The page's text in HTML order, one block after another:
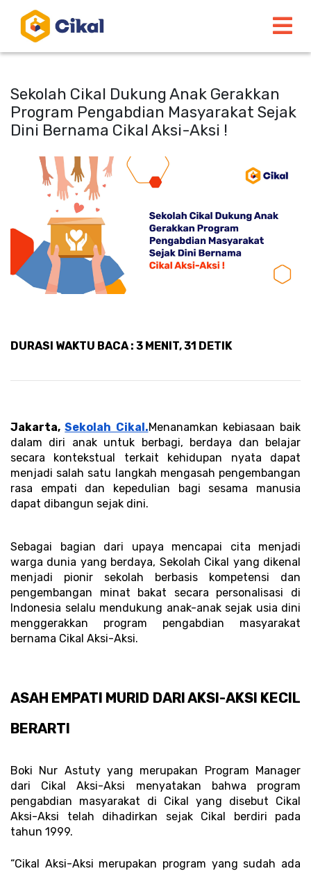
Sekolah Cikal Dukung Anak Gerakkan
Program Pengabdian Masyarakat Sejak
Dini Bernama Cikal Aksi-Aksi !
DURASI WAKTU BACA : 3 MENIT, 31 DETIK
Jakarta, Sekolah Cikal.Menanamkan kebiasaan baik
dalam diri anak untuk berbagi, berdaya dan belajar
secara kontekstual terkait kehidupan nyata dapat
menjadi salah satu langkah mengasah pengembangan
rasa empati dan kepedulian bagi sesama manusia
dapat dibangun sejak dini.
Sebagai bagian dari upaya mencapai cita menjadi
warga dunia yang berdaya, Sekolah Cikal yang dikenal
menjadi pionir sekolah berbasis kompetensi dan
pengembangan minat bakat secara personalisasi di
Indonesia selalu mendukung anak-anak sejak usia dini
menggerakkan program pengabdian masyarakat
bernama Cikal Aksi-Aksi.
ASAH EMPATI MURID DARI AKSI-AKSI KECIL
BERARTI
Boki Nur Astuty yang merupakan Program Manager
dari Cikal Aksi-Aksi menyatakan bahwa program
pengabdian masyarakat di Cikal yang disebut Cikal
Aksi-Aksi telah dihadirkan sejak Cikal berdiri pada
tahun 1999.
“Cikal Aksi-Aksi merupakan program yang sudah ada